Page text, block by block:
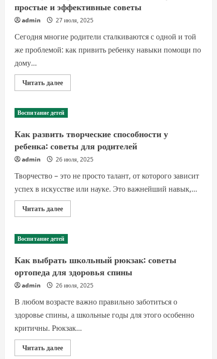
профилактика
детей
простые и эффективные советы
admin 27 июля, 2025
Сегодня многие родители сталкиваются с одной и той
же проблемой: как привить ребенку навыки помощи по
дому...
Читать далееПрочитать
больше
научить
ребёнка
дому:
и
эффективные
советы
Воспитание детей
Как развить творческие способности у
ребенка: советы для родителей
admin 26 июля, 2025
Творчество – это не просто талант, от которого зависит
успех в искусстве или науке. Это важнейший навык,...
Читать далееПрочитать
больше
развить
творческие
ребенка:
для
родителей
Воспитание детей
Как выбрать школьный рюкзак: советы
ортопеда для здоровья спины
admin 26 июля, 2025
В любом возрасте важно правильно заботиться о
здоровье спины, а школьные годы для этого особенно
критичны. Рюкзак...
Читать далееПрочитать
больше